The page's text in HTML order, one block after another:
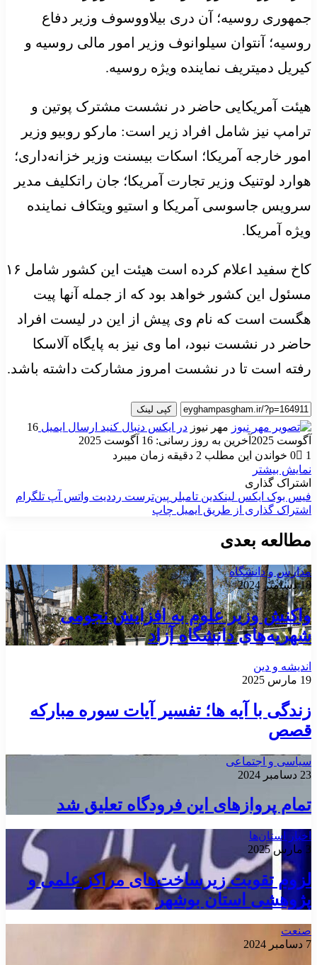
جمهوری روسیه؛ آن دری بیلاووسوف وزیر دفاع
روسیه؛ آنتوان سیلوانوف وزیر امور مالی روسیه و
کیریل دمیتریف نماینده ویژه روسیه.
هیئت آمریکایی حاضر در نشست مشترک پوتین و
ترامپ نیز شامل افراد زیر است: مارکو روبیو وزیر
امور خارجه آمریکا؛ اسکات بیسنت وزیر خزانه‌داری؛
هوارد لوتنیک وزیر تجارت آمریکا؛ جان راتکلیف مدیر
سرویس جاسوسی آمریکا و استیو ویتکاف نماینده
ویژه آمریکا.
کاخ سفید اعلام کرده است هیئت این کشور شامل ۱۶
مسئول این کشور خواهد بود که از جمله آنها پیت
هگست است که نام وی پیش از این در لیست افراد
حاضر در نشست نبود، اما وی نیز به پایگاه آلاسکا
رفته است تا در نشست امروز مشارکت داشته باشد.
کپی لینک
مهر نیوز در ایکس دنبال کنید ارسال ایمیل 16
آگوست 2025
آخرین به روز رسانی: 16 آگوست 2025
0
1
خواندن این مطلب 2 دقیقه زمان میبرد
نمایش بیشتر
اشتراک گذاری
فیس بوک ایکس لینکدین ‫تامبلر ‫پین‌ترست ‫رددیت واتس آپ تلگرام
اشتراک گذاری از طریق ایمیل چاپ
مطالعه بعدی
مدارس و دانشگاه
18 دسامبر 2024
واکنش وزیر علوم به افزایش نجومی
شهریه‌های دانشگاه آزاد
اندیشه و دین
19 مارس 2025
زندگی با آیه ها؛ تفسیر آیات سوره مبارکه
قصص
سیاسی و اجتماعی
23 دسامبر 2024
تمام پروازهای این فرودگاه تعلیق شد
اخبار استان‌ها
3 مارس 2025
لزوم تقویت زیرساخت‌های مراکز علمی و
پژوهشی استان بوشهر
صنعت
7 دسامبر 2024